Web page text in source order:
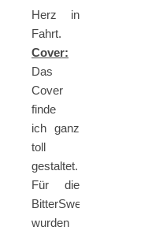
Herz in
Fahrt.
Cover:
Das
Cover
finde
ich ganz
toll
gestaltet.
Für die
BitterSweets
wurden